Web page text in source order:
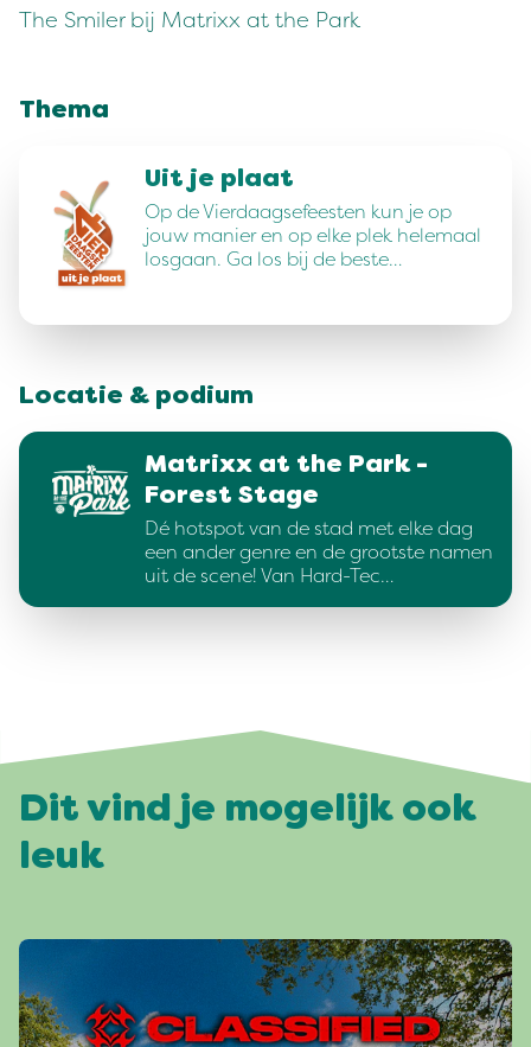
The Smiler bij Matrixx at the Park
Thema
Uit je plaat
Op de Vierdaagsefeesten kun je op
jouw manier en op elke plek helemaal
losgaan. Ga los bij de beste…
Locatie & podium
Matrixx at the Park -
Forest Stage
Dé hotspot van de stad met elke dag
een ander genre en de grootste namen
uit de scene! Van Hard-Tec…
Dit vind je mogelijk ook
leuk